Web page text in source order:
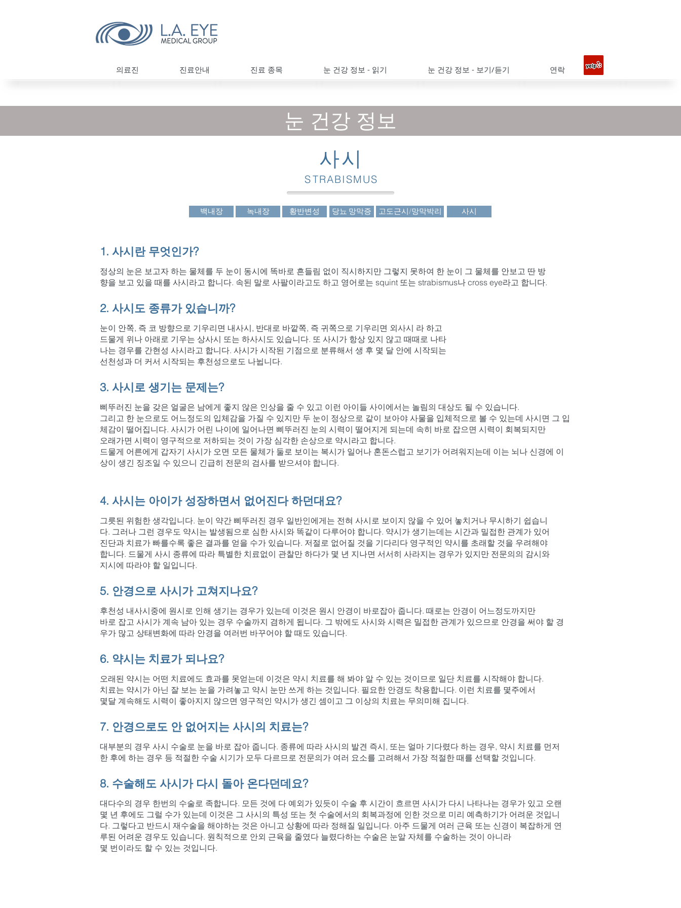
의료진 진료안내 진료 종목 눈 건강 정보 - 읽기 눈 건강 정보 - 보기/듣기 연락
​눈 건강 정보
사시
STRABI SM US
백내장 녹내장 황반변성 당뇨 망막증 고도근시/망막박리 사시
1. 사시란 무엇인가?
정상의 눈은 보고자 하는 물체를 두 눈이 동시에 똑바로 흔들림 없이 직시하지만 그렇지 못하여 한 눈이 그 물체를 안보고 딴 방
향을 보고 있을 때를 사시라고 합니다. 속된 말로 사팔이라고도 하고 영어로는 squint 또는 strabismus나 cross eye라고 합니다.
2. 사시도 종류가 있습니까?
눈이 안쪽, 즉 코 방향으로 기우리면 내사시, 반대로 바깥쪽, 즉 귀쪽으로 기우리면 외사시 라 하고
드물게 위나 아래로 기우는 상사시 또는 하사시도 있습니다. 또 사시가 항상 있지 않고 때때로 나타
나는 경우를 간현성 사시라고 합니다. 사시가 시작된 기점으로 분류해서 생 후 몇 달 안에 시작되는
선천성과 더 커서 시작되는 후천성으로도 나뉩니다.
3. 사시로 생기는 문제는?
삐뚜러진 눈을 갖은 얼굴은 남에게 좋지 않은 인상을 줄 수 있고 이런 아이들 사이에서는 놀림의 대상도 될 수 있습니다.
그리고 한 눈으로도 어느정도의 입체감을 가질 수 있지만 두 눈이 정상으로 같이 보아야 사물을 입체적으로 볼 수 있는데 사시면 그 입
체감이 떨어집니다. 사시가 어린 나이에 일어나면 삐뚜러진 눈의 시력이 떨어지게 되는데 속히 바로 잡으면 시력이 회복되지만
오래가면 시력이 영구적으로 저하되는 것이 가장 심각한 손상으로 약시라고 합니다.
​드물게 어른에게 갑자기 사시가 오면 모든 물체가 둘로 보이는 복시가 일어나 혼돈스럽고 보기가 어려워지는데 이는 뇌나 신경에 이
상이 생긴 징조일 수 있으니 긴급히 전문의 검사를 받으셔야 합니다.
4. 사시는 아이가 성장하면서 없어진다 하던대요?
그릇된 위험한 생각입니다. 눈이 약간 삐뚜러진 경우 일반인에게는 전혀 사시로 보이지 않을 수 있어 놓치거나 무시하기 쉽습니
다. 그러나 그런 경우도 약시는 발생됨으로 심한 사시와 똑같이 다루어야 합니다. 약시가 생기는데는 시간과 밀접한 관계가 있어
진단과 치료가 빠를수록 좋은 결과를 얻을 수가 있습니다. 저절로 없어질 것을 기다리다 영구적인 약시를 초래할 것을 우려해야
합니다. 드물게 사시 종류에 따라 특별한 치료없이 관찰만 하다가 몇 년 지나면 서서히 사라지는 경우가 있지만 전문의의 감시와
지시에 따라야 할 일입니다.
5. 안경으로 사시가 고쳐지나요?
후천성 내사시중에 원시로 인해 생기는 경우가 있는데 이것은 원시 안경이 바로잡아 줍니다. 때로는 안경이 어느정도까지만
바로 잡고 사시가 계속 남아 있는 경우 수술까지 겸하게 됩니다. 그 밖에도 사시와 시력은 밀접한 관계가 있으므로 안경을 써야 할 경
우가 많고 상태변화에 따라 안경을 여러번 바꾸어야 할 때도 있습니다.
6. 약시는 치료가 되나요?
오래된 약시는 어떤 치료에도 효과를 못얻는데 이것은 약시 치료를 해 봐야 알 수 있는 것이므로 일단 치료를 시작해야 합니다.
치료는 약시가 아닌 잘 보는 눈을 가려놓고 약시 눈만 쓰게 하는 것입니다. 필요한 안경도 착용합니다. 이런 치료를 몇주에서
몇달 계속해도 시력이 좋아지지 않으면 영구적인 약시가 생긴 셈이고 그 이상의 치료는 무의미해 집니다.
7. 안경으로도 안 없어지는 사시의 치료는?
대부분의 경우 사시 수술로 눈을 바로 잡아 줍니다. 종류에 따라 사시의 발견 즉시, 또는 얼마 기다렸다 하는 경우, 약시 치료를 먼저
한 후에 하는 경우 등 적절한 수술 시기가 모두 다르므로 전문의가 여러 요소를 고려해서 가장 적절한 때를 선택할 것입니다.
8. 수술해도 사시가 다시 돌아 온다던데요?
대다수의 경우 한번의 수술로 족합니다. 모든 것에 다 예외가 있듯이 수술 후 시간이 흐르면 사시가 다시 나타나는 경우가 있고 오랜
몇 년 후에도 그럴 수가 있는데 이것은 그 사시의 특성 또는 첫 수술에서의 회복과정에 인한 것으로 미리 예측하기가 어려운 것입니
다. 그렇다고 반드시 재수술을 해야하는 것은 아니고 상황에 따라 정해질 일입니다. 아주 드물게 여러 근육 또는 신경이 복잡하게 연
루된 어려운 경우도 있습니다. 원칙적으로 안외 근육을 줄였다 늘렸다하는 수술은 눈알 자체를 수술하는 것이 아니라
몇 번이라도 할 수 있는 것입니다.